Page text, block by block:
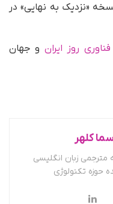
«نزدیک به نهایی» در
فناوری روز ایران و جهان
کلهر
زبان انگلیسی
حوزه تکنولوژی